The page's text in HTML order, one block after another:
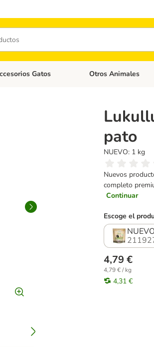
Perros
de categoria abierto: Comida Gatos
Gatos Menú de categoria
Otros Animales
pato
NUEVO: 1 kg
Nuevos
completo
Continuar
Escoge el
4,79 €
4,79 € / kg
4,31 €